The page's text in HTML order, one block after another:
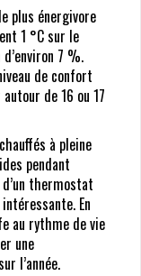
plus énergivore
1 °C sur le
7 %.
de confort
de 16 ou 17
à pleine
pendant
thermostat
En
au rythme de vie
une
l’année.